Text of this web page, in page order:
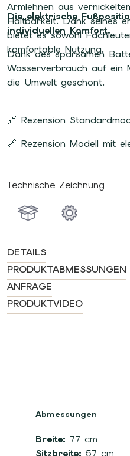
Armlehnen aus
Haltbarkeit. Dank seines
bietet es sowohl
komfortable Nutzung.
Die elektrische
individuellen Komfort.
Dank des sparsamen
Wasserverbrauch auf ein
die Umwelt geschont.
🔗 Rezension
🔗 Rezension Modell mit
Technische Zeichnung
DETAILS
PRODUKTABMESSUNGEN
ANFRAGE
PRODUKTVIDEO
Abmessungen
Breite: 77 cm
Sitzbreite: 57 cm